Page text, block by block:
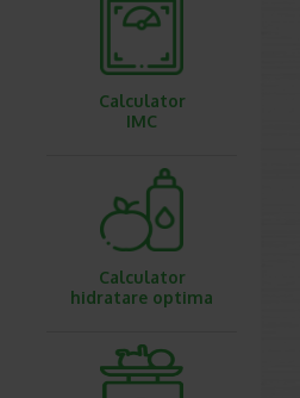
Calculator
IMC
Calculator
hidratare optima